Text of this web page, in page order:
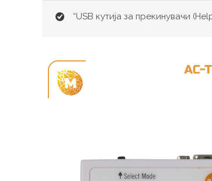
“USB кутија за прекинувачи